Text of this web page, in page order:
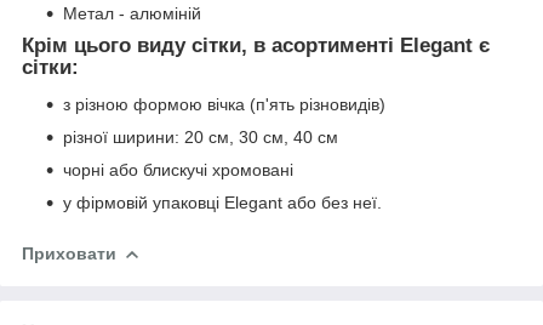
Метал - алюміній
Крім цього виду сітки, в асортименті Elegant є
сітки:
з різною формою вічка (п'ять різновидів)
різної ширини: 20 см, 30 см, 40 см
чорні або блискучі хромовані
у фірмовій упаковці Elegant або без неї.
Приховати